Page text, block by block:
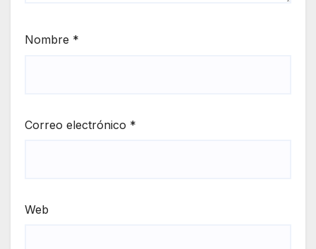
Nombre *
Correo electrónico *
Web